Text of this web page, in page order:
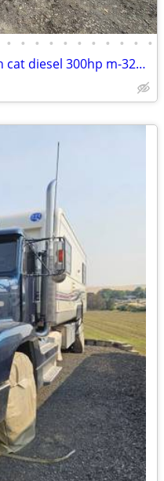
• • • • • • • • • • •
1990 Country Coach savannah cat diesel 300hp m-3208 allison mt647 1